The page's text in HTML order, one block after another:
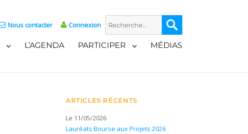
Nous contacter Connexion
Recherche
pour :
L’AGENDA PARTICIPER MÉDIAS
ARTICLES RÉCENTS
Le 11/05/2026
Lauréats Bourse aux Projets 2026